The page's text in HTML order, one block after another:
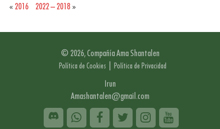
« 2016 2022 – 2018 »
© 2026, Compañía Ama Shantalen
Política de Cookies | Política de Privacidad
Irun
Amashantalen@gmail.com